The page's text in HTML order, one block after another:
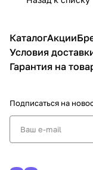
КаталогАкции
Условия
Гарантия на
Подписаться на